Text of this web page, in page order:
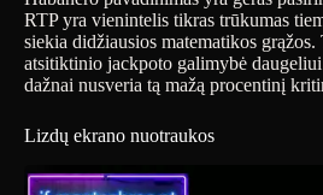
RTP yra vienintelis tikras trūkumas
siekia didžiausios matematikos grąžos.
atsitiktinio jackpoto galimybė
dažnai nusveria tą mažą procentinį
Lizdų ekrano nuotraukos